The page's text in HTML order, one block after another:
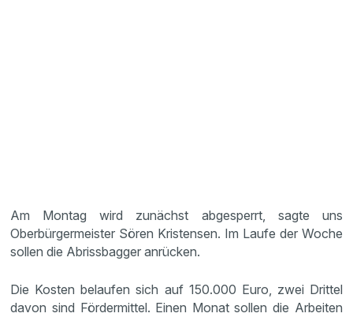
Am Montag wird zunächst abgesperrt, sagte uns
Oberbürgermeister Sören Kristensen. Im Laufe der Woche
sollen die Abrissbagger anrücken.
Die Kosten belaufen sich auf 150.000 Euro, zwei Drittel
davon sind Fördermittel. Einen Monat sollen die Arbeiten